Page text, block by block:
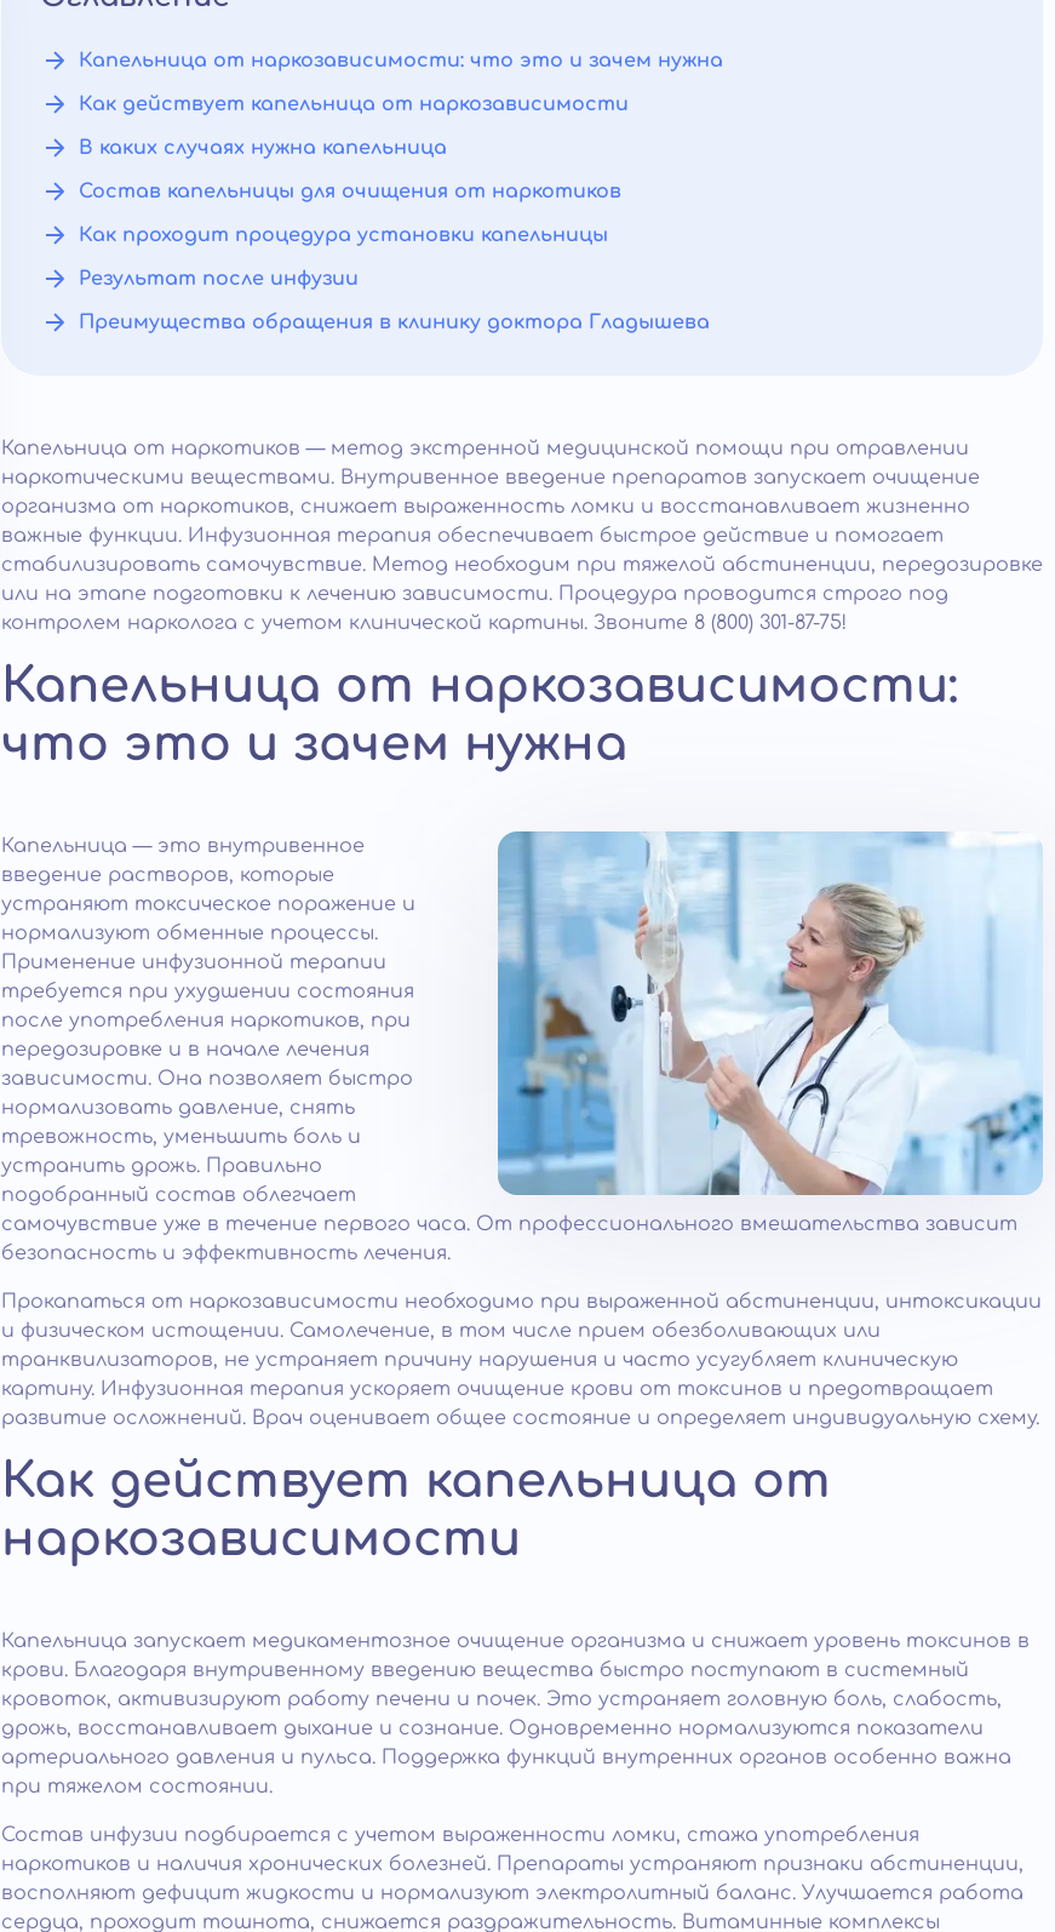
Капельница от наркозависимости: что это и зачем нужна
Как действует капельница от наркозависимости
В каких случаях нужна капельница
Состав капельницы для очищения от наркотиков
Как проходит процедура установки капельницы
Результат после инфузии
Преимущества обращения в клинику доктора Гладышева
Капельница от наркотиков — метод экстренной медицинской помощи при отравлении
наркотическими веществами. Внутривенное введение препаратов запускает очищение
организма от наркотиков, снижает выраженность ломки и восстанавливает жизненно
важные функции. Инфузионная терапия обеспечивает быстрое действие и помогает
стабилизировать самочувствие. Метод необходим при тяжелой абстиненции, передозировке
или на этапе подготовки к лечению зависимости. Процедура проводится строго под
контролем нарколога с учетом клинической картины. Звоните 8 (800) 301-87-75!
Капельница от наркозависимости:
что это и зачем нужна
Капельница — это внутривенное
введение растворов, которые
устраняют токсическое поражение и
нормализуют обменные процессы.
Применение инфузионной терапии
требуется при ухудшении состояния
после употребления наркотиков, при
передозировке и в начале лечения
зависимости. Она позволяет быстро
нормализовать давление, снять
тревожность, уменьшить боль и
устранить дрожь. Правильно
подобранный состав облегчает
самочувствие уже в течение первого часа. От профессионального вмешательства зависит
безопасность и эффективность лечения.
Прокапаться от наркозависимости необходимо при выраженной абстиненции, интоксикации
и физическом истощении. Самолечение, в том числе прием обезболивающих или
транквилизаторов, не устраняет причину нарушения и часто усугубляет клиническую
картину. Инфузионная терапия ускоряет очищение крови от токсинов и предотвращает
развитие осложнений. Врач оценивает общее состояние и определяет индивидуальную схему.
Как действует капельница от
наркозависимости
Капельница запускает медикаментозное очищение организма и снижает уровень токсинов в
крови. Благодаря внутривенному введению вещества быстро поступают в системный
кровоток, активизируют работу печени и почек. Это устраняет головную боль, слабость,
дрожь, восстанавливает дыхание и сознание. Одновременно нормализуются показатели
артериального давления и пульса. Поддержка функций внутренних органов особенно важна
при тяжелом состоянии.
Состав инфузии подбирается с учетом выраженности ломки, стажа употребления
наркотиков и наличия хронических болезней. Препараты устраняют признаки абстиненции,
восполняют дефицит жидкости и нормализуют электролитный баланс. Улучшается работа
сердца, проходит тошнота, снижается раздражительность. Витаминные комплексы